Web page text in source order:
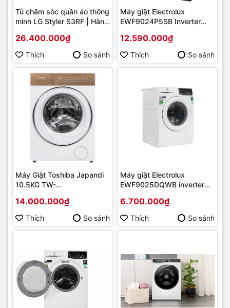
Tủ chăm sóc quần áo thông
minh LG Styler S3RF | Hàng
26.400.000₫
Thích So sánh
Máy giặt Electrolux
EWF9024P5SB Inverter
12.590.000₫
Thích So sánh
Máy Giặt Toshiba Japandi
10.5KG TW-
Hàng chính hãng
14.000.000₫
Thích So sánh
Máy giặt Electrolux
EWF9025DQWB inverter
6.700.000₫
Thích So sánh